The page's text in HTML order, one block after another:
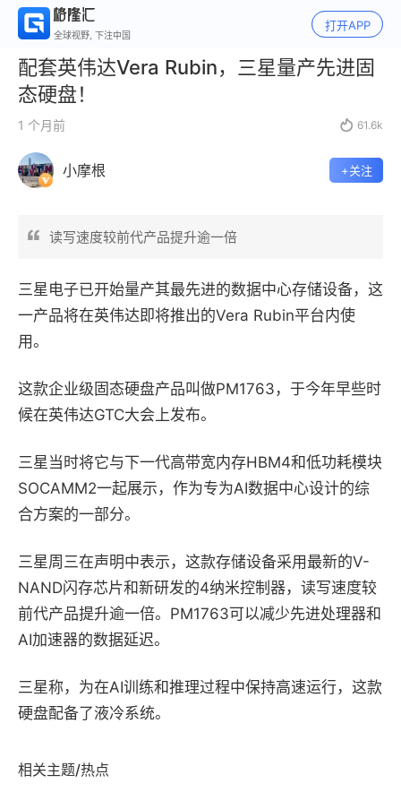
全球视野, 下注中国
打开APP
配套英伟达Vera Rubin，三星量产先进固
态硬盘！
1 个月前  61.6k
小摩根 +关注
读写速度较前代产品提升逾一倍
三星电子已开始量产其最先进的数据中心存储设备，这
一产品将在英伟达即将推出的Vera Rubin平台内使
用。
这款企业级固态硬盘产品叫做PM1763，于今年早些时
候在英伟达GTC大会上发布。
三星当时将它与下一代高带宽内存HBM4和低功耗模块
SOCAMM2一起展示，作为专为AI数据中心设计的综
合方案的一部分。
三星周三在声明中表示，这款存储设备采用最新的V-
NAND闪存芯片和新研发的4纳米控制器，读写速度较
前代产品提升逾一倍。PM1763可以减少先进处理器和
AI加速器的数据延迟。
三星称，为在AI训练和推理过程中保持高速运行，这款
硬盘配备了液冷系统。
相关主题/热点